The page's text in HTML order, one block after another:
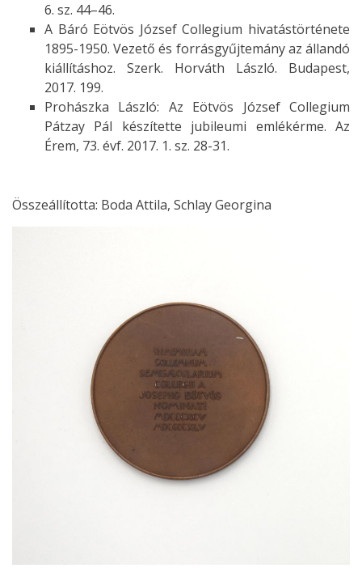
6. sz. 44–46.
A Báró Eötvös József Collegium hivatástörténete
1895-1950. Vezető és forrásgyűjtemány az állandó
kiállításhoz. Szerk. Horváth László. Budapest,
2017. 199.
Prohászka László: Az Eötvös József Collegium
Pátzay Pál készítette jubileumi emlékérme. Az
Érem, 73. évf. 2017. 1. sz. 28-31.
Összeállította: Boda Attila, Schlay Georgina